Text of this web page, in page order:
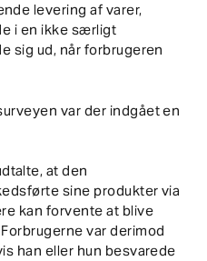
levering af varer,
i en ikke særligt
sig ud, når forbrugeren
var der indgået en
at den
sine produkter via
kan forvente at blive
var derimod
han eller hun besvarede